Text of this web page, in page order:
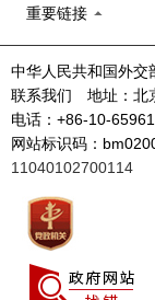
重要链接
中华人民共和国外
联系我们 地址：北
电话：+86-10-
网站标识码：
11040102700114